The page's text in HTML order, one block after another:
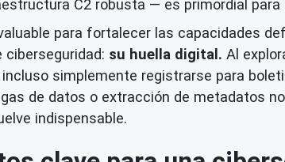
C2 robusta — es primordial
para fortalecer las capacidades
su huella digital. Al
simplemente registrarse para
de datos o extracción de metadatos
indispensable.